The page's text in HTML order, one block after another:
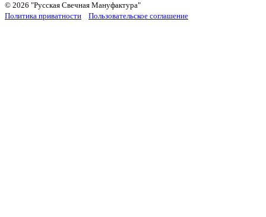
© 2026 "Русская Cвечная Мануфактура"
Политика приватности
Пользовательское соглашение